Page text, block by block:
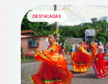
DESTACADAS